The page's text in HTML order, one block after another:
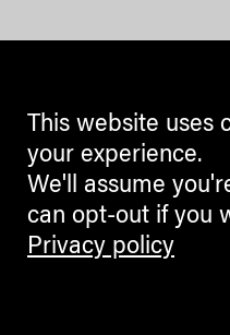
This website uses
your experience.
We'll assume
can opt-out if you
Privacy policy